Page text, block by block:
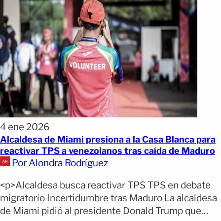
4 ene 2026
Alcaldesa de Miami presiona a la Casa Blanca para
reactivar TPS a venezolanos tras caída de Maduro
Por Alondra Rodríguez
<p>Alcaldesa busca reactivar TPS TPS en debate
migratorio Incertidumbre tras Maduro La alcaldesa
de Miami pidió al presidente Donald Trump que